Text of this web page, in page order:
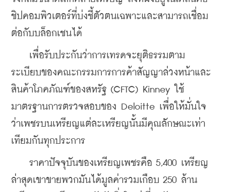
ชิปคอมพิวเตอร์ที่บ่งชี้ตัวตนเฉพาะและสามารถเชื่อม
ต่อกับบล็อกเชนได้
เพื่อรับประกันว่าการเทรดจะยุติธรรมตาม
ระเบียบของคณะกรรมการการค้าสัญญาล่วงหน้าและ
สินค้าโภคภัณฑ์ของสหรัฐ (CFTC) Kinney ใช้
มาตรฐานการตรวจสอบของ Deloitte เพื่อให้มั่นใจ
ว่าเพชรบนเหรียญแต่ละเหรียญนั้นมีคุณลักษณะเท่า
เทียมกันทุกประการ
ราคาปัจจุบันของเหรียญเพชรคือ 5,400 เหรียญ
ล่าสุดเขาขายพวกมันได้มูลค่ารวมเกือบ 250 ล้าน